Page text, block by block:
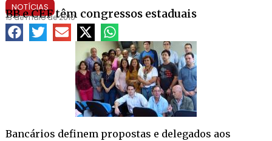
NOTÍCIAS
BB e CEF têm congressos estaduais
13 de maio de 2010
Bancários definem propostas e delegados aos